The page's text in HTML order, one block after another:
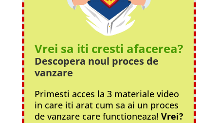
Vrei sa iti cresti afacerea?
Descopera noul procesde
vanzare
Primesti acces la 3 materiale video
in care iti arat cum sa ai un proces
de vanzare care functioneaza! Vrei?